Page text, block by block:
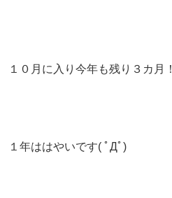
１０月に入り今年も残り３カ月！
１年ははやいです( ﾟДﾟ)